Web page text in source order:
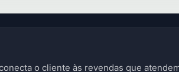
o cliente às revendas que